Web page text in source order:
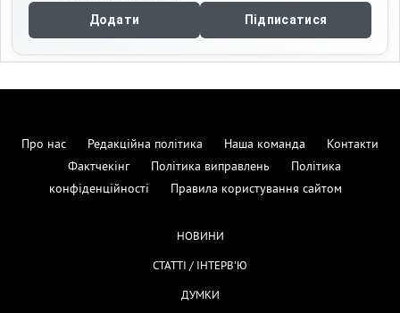
Додати Підписатися
Про нас Редакційна політика Наша команда
Контакти
Фактчекінг
Політика виправлень
Політика
конфіденційності
Правила користування сайтом
НОВИНИ
СТАТТІ / ІНТЕРВ'Ю
ДУМКИ